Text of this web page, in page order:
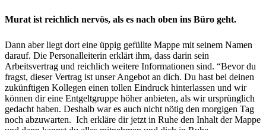
Murat ist reichlich nervös, als es nach oben ins Büro geht.
Dann aber liegt dort eine üppig gefüllte Mappe mit seinem Namen
darauf. Die Personalleiterin erklärt ihm, dass darin sein
Arbeitsvertrag und reichlich weitere Informationen sind. “Bevor du
fragst, dieser Vertrag ist unser Angebot an dich. Du hast bei deinen
zukünftigen Kollegen einen tollen Eindruck hinterlassen und wir
können dir eine Entgeltgruppe höher anbieten, als wir ursprünglich
gedacht haben. Deshalb war es auch nicht nötig den morgigen Tag
noch abzuwarten. Ich erkläre dir jetzt in Ruhe den Inhalt der Mappe